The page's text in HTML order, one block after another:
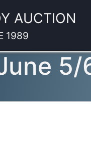
AUCTION
1989
5/